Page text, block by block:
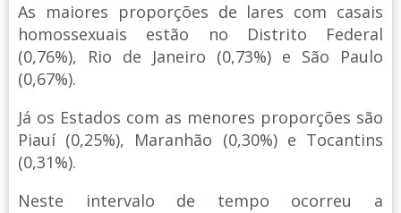
As maiores proporções de lares com casais
homossexuais estão no Distrito Federal
(0,76%), Rio de Janeiro (0,73%) e São Paulo
(0,67%).
Já os Estados com as menores proporções são
Piauí (0,25%), Maranhão (0,30%) e Tocantins
(0,31%).
Neste intervalo de tempo ocorreu a